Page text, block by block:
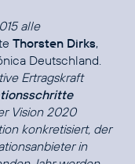
alle
Thorsten Dirks,
Deutschland.
Ertragskraft
Vision 2020
konkretisiert, der
in